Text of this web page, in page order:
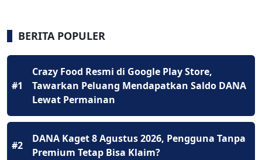
BERITA POPULER
#1
Crazy Food Resmi di Google Play Store,
Tawarkan Peluang Mendapatkan Saldo DANA
Lewat Permainan
#2
DANA Kaget 8 Agustus 2026, Pengguna Tanpa
Premium Tetap Bisa Klaim?